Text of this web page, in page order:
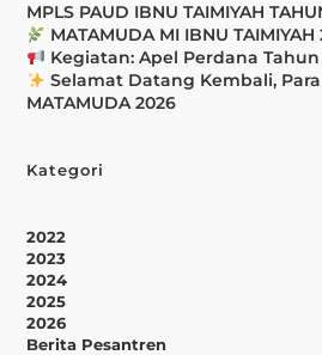
MPLS PAUD IBNU TAIMIYAH
MATAMUDA MI IBNU TAIMIYAH
Kegiatan: Apel Perdana Tahun
Selamat Datang Kembali,
MATAMUDA 2026
Kategori
2022
2023
2024
2025
2026
Berita Pesantren